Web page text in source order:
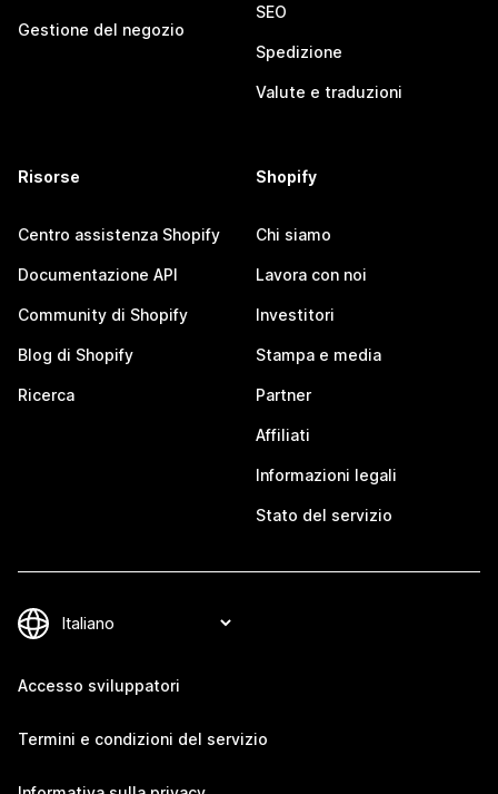
Gestione del negozio
SEO
Spedizione
Valute e traduzioni
Risorse
Centro assistenza Shopify
Documentazione API
Community di Shopify
Blog di Shopify
Ricerca
Shopify
Chi siamo
Lavora con noi
Investitori
Stampa e media
Partner
Affiliati
Informazioni legali
Stato del servizio
Accesso sviluppatori
Termini e condizioni del servizio